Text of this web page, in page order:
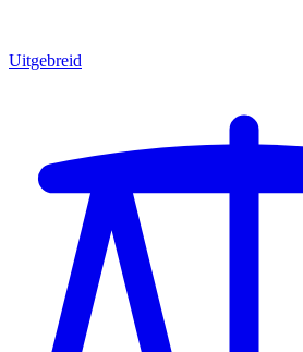
Uitgebreid